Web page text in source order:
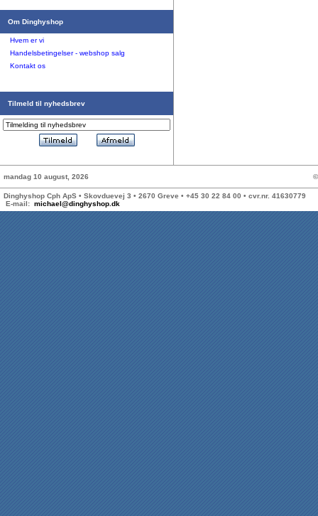
DKK795,00
DKK477,00
Om Dinghyshop
Hvem er vi
Handelsbetingelser - webshop salg
Kontakt os
Tilmeld til nyhedsbrev
mandag 10 august, 2026
Dinghyshop Cph ApS • Skovduevej 3 • 2670 Greve • +45 30 22 84 00 • cvr.nr. 41630779
E-mail: michael@dinghyshop.dk